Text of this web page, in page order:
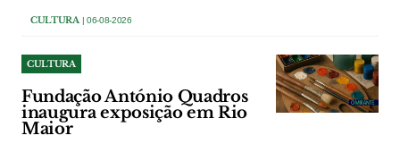
CULTURA| 06-08-2026
CULTURA
Fundação António Quadros
inaugura exposição em Rio
Maior